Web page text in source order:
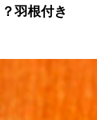
羽根付き